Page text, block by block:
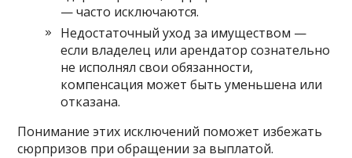
— часто исключаются.
Недостаточный уход за имуществом —
если владелец или арендатор сознательно
не исполнял свои обязанности,
компенсация может быть уменьшена или
отказана.
Понимание этих исключений поможет избежать
сюрпризов при обращении за выплатой.